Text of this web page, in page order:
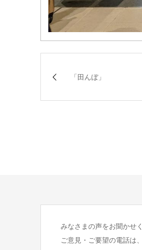
「田んぼ」
みなさまの声をお聞かせ
ご意見・ご要望の電話は